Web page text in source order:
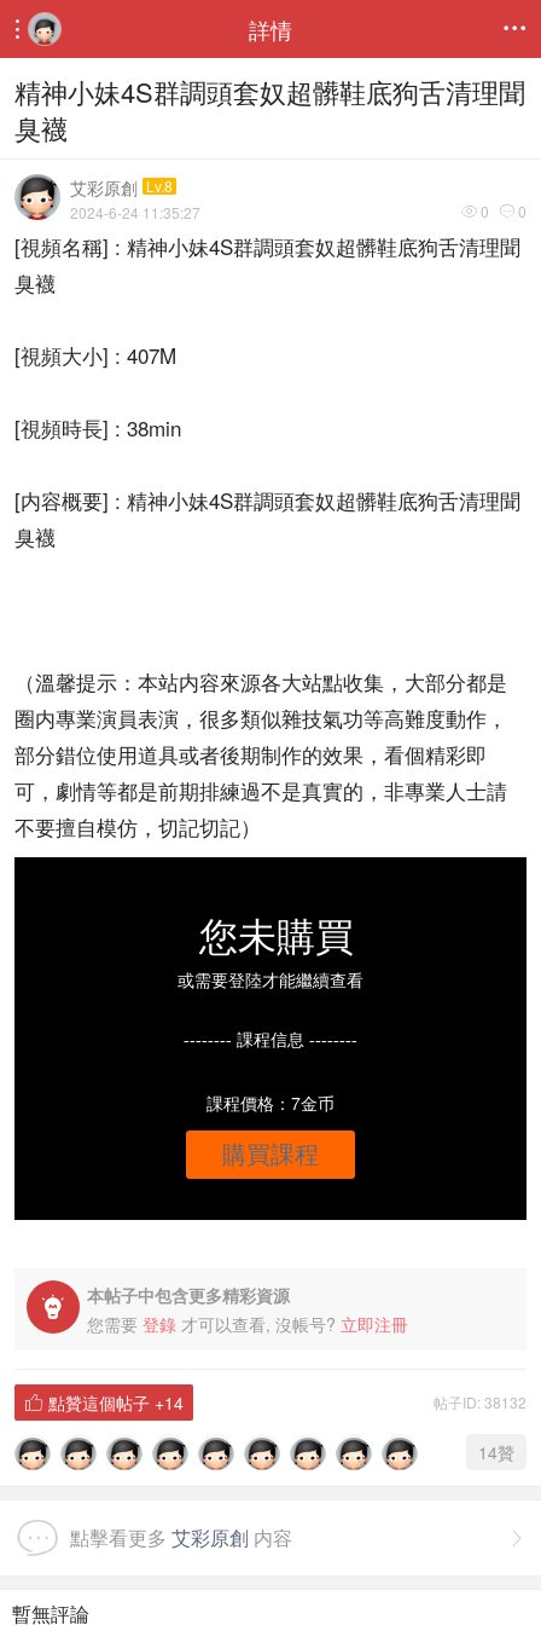
 詳情 
精神小妹4S群調頭套奴超髒鞋底狗舌清理聞
臭襪
艾彩原創 Lv.8
 0  0
2024-6-24 11:35:27
[視頻名稱] : 精神小妹4S群調頭套奴超髒鞋底狗舌清理聞
臭襪
[視頻大小] : 407M
[視頻時長] : 38min
[内容概要] : 精神小妹4S群調頭套奴超髒鞋底狗舌清理聞
臭襪
（溫馨提示：本站内容來源各大站點收集，大部分都是
圈内專業演員表演，很多類似雜技氣功等高難度動作，
部分錯位使用道具或者後期制作的效果，看個精彩即
可，劇情等都是前期排練過不是真實的，非專業人士請
不要擅自模仿，切記切記）
您未購買
或需要登陸才能繼續查看
-------- 課程信息 --------
課程價格：7金币
購買課程

本帖子中包含更多精彩資源
您需要 登錄 才可以查看, 沒帳号? 立即注冊
帖子ID: 38132
 點贊這個帖子 +14
14贊

點擊看更多 艾彩原創 内容
暫無評論